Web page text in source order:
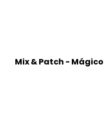
Mix & Patch - Mágico